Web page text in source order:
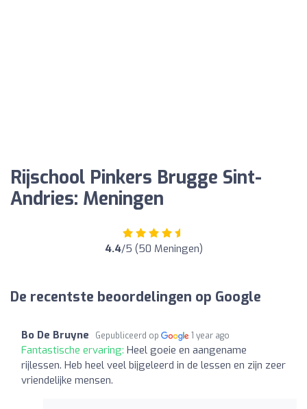
Rijschool Pinkers Brugge Sint-
Andries: Meningen
4.4/5 (50 Meningen)
De recentste beoordelingen op Google
Bo De Bruyne Gepubliceerd op 1 year ago
Fantastische ervaring: Heel goeie en aangename
rijlessen. Heb heel veel bijgeleerd in de lessen en zijn zeer
vriendelijke mensen.